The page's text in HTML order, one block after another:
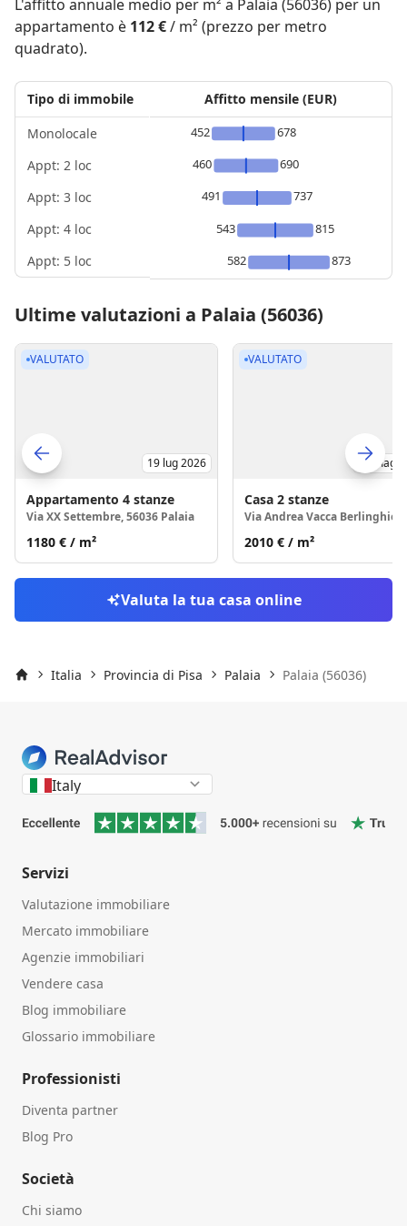
L'affitto annuale medio per m² a Palaia (56036) per un
appartamento è 112 €/ m² (prezzo per metro
quadrato).
Tipo di immobile
Monolocale
Appt: 2 loc
Appt: 3 loc
Appt: 4 loc
Appt: 5 loc
Affitto mensile (EUR)
452
678
460
690
491
737
543
815
582
873
Ultime valutazioni a Palaia (56036)
Skip to
VALUTATO
19 lug 2026
Appartamento 4 stanze
Via XX Settembre, 56036 Palaia
1180 € / m²
VALUTATO
15 mag
Casa 2 stanze
2010 € / m²
Valuta la tua casa online
Italia Provincia di Pisa Palaia Palaia (56036)
Italy
Servizi
Valutazione immobiliare
Mercato immobiliare
Agenzie immobiliari
Vendere casa
Blog immobiliare
Glossario immobiliare
Professionisti
Diventa partner
Blog Pro
Società
Chi siamo